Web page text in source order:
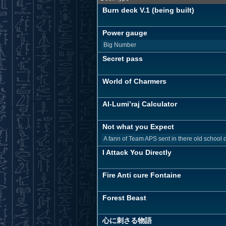
Burn deck V.1 (being built)
Power gauge
Big Number
Secret pass
World of Charmers
Al-Lumi’raj Calculator
Not what you Expect
A fann of Team APS sent in there old school
I Attack You Directly
Fire Anti cure Fontaine
Forest Beast
心に刺さる物語